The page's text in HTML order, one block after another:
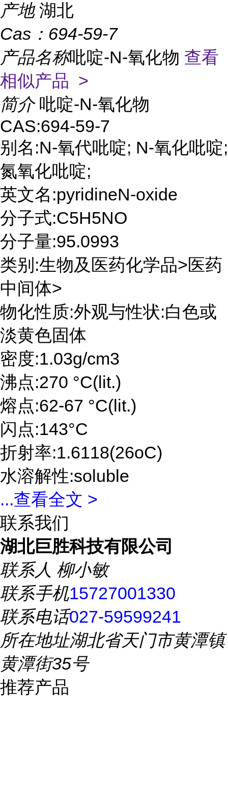
产地 湖北
Cas： 694-59-7
产品名称吡啶-N-氧化物 查看
相似产品 >
简介 吡啶-N-氧化物
CAS:694-59-7
别名:N-氧代吡啶; N-氧化吡啶;
氮氧化吡啶;
英文名:pyridineN-oxide
分子式:C5H5NO
分子量:95.0993
类别:生物及医药化学品>医药
中间体>
物化性质:外观与性状:白色或
淡黄色固体
密度:1.03g/cm3
沸点:270 °C(lit.)
熔点:62-67 °C(lit.)
闪点:143°C
折射率:1.6118(26oC)
水溶解性:soluble
...查看全文 >
联系我们
湖北巨胜科技有限公司
联系人 柳小敏
联系手机15727001330
联系电话027-59599241
所在地址湖北省天门市黄潭镇
黄潭街35号
推荐产品